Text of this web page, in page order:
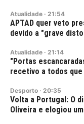
Atualidade · 21:54
APTAD quer veto
devido a "grave
Atualidade · 21:14
"Portas
recetivo a todos
Desporto · 20:35
Volta a Portugal: O
Oliveira e elogiou